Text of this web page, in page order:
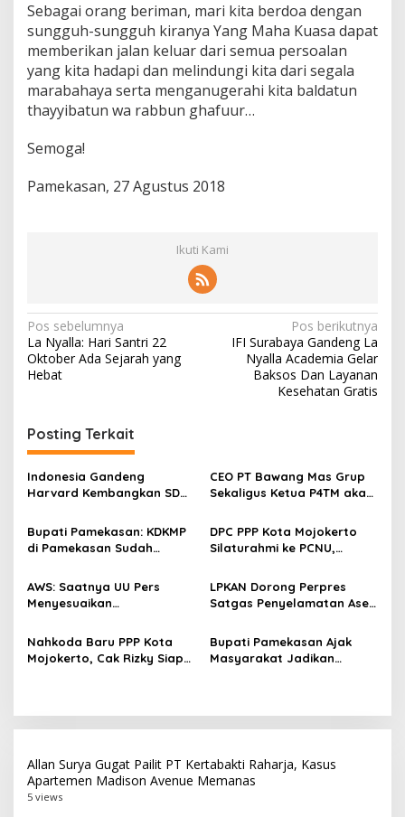
Sebagai orang beriman, mari kita berdoa dengan
sungguh-sungguh kiranya Yang Maha Kuasa dapat
memberikan jalan keluar dari semua persoalan
yang kita hadapi dan melindungi kita dari segala
marabahaya serta menganugerahi kita baldatun
thayyibatun wa rabbun ghafuur…
Semoga!
Pamekasan, 27 Agustus 2018
Ikuti Kami
N
a
v
g
a
s
p
o
s
Pos sebelumnya
La Nyalla: Hari Santri 22
Oktober Ada Sejarah yang
Hebat
Pos berikutnya
IFI Surabaya Gandeng La
Nyalla Academia Gelar
Baksos Dan Layanan
Kesehatan Gratis
Posting Terkait
Indonesia Gandeng
Harvard Kembangkan SDM
Dunia
CEO PT Bawang Mas Grup
Sekaligus Ketua P4TM akan
Tembakau di Madura
Bupati Pamekasan: KDKMP
di Pamekasan Sudah
Selesai Akhir Juli 2026
DPC PPP Kota Mojokerto
Silaturahmi ke PCNU,
Masyarakat
AWS: Saatnya UU Pers
Menyesuaikan
Digital dan AI
LPKAN Dorong Perpres
Satgas Penyelamatan Aset
Pemberantasan Korupsi
Nahkoda Baru PPP Kota
Mojokerto, Cak Rizky Siap
Bupati Pamekasan Ajak
Masyarakat Jadikan
Allan Surya Gugat Pailit PT Kertabakti Raharja, Kasus
Apartemen Madison Avenue Memanas
5 views